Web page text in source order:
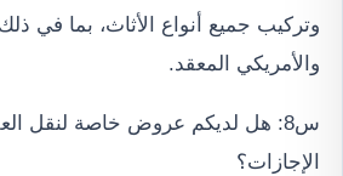
وتركيب جميع أنواع الأثاث، بما في ذلك
والأمريكي المعقد.
س8: هل لديكم عروض خاصة لنقل
الإجازات؟